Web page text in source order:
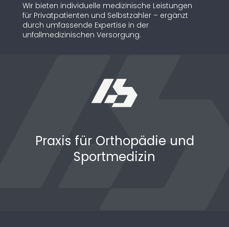
Wir bieten individuelle medizinische Leistungen
für Privatpatienten und Selbstzahler – ergänzt
durch umfassende Expertise in der
unfallmedizinischen Versorgung.
Praxis für Orthopädie und
Sportmedizin